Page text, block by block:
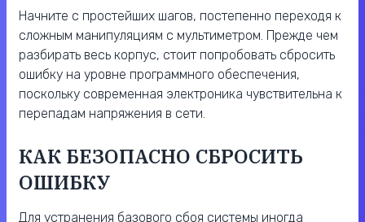
Начните с простейших шагов, постепенно переходя к
сложным манипуляциям с мультиметром. Прежде чем
разбирать весь корпус, стоит попробовать сбросить
ошибку на уровне программного обеспечения,
поскольку современная электроника чувствительна к
перепадам напряжения в сети.
КАК БЕЗОПАСНО СБРОСИТЬ
ОШИБКУ
Для устранения базового сбоя системы иногда